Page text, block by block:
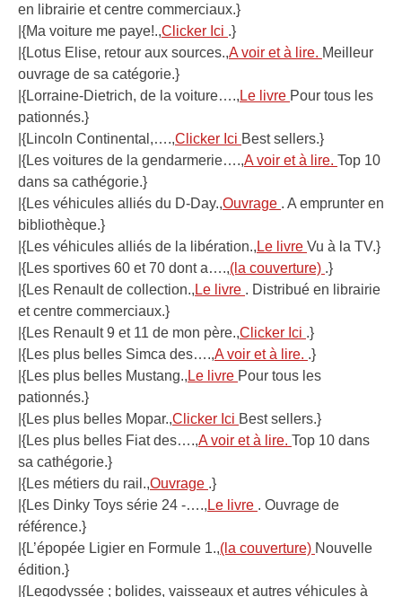
en librairie et centre commerciaux.}
|{Ma voiture me paye!.,Clicker Ici .}
|{Lotus Elise, retour aux sources.,A voir et à lire. Meilleur
ouvrage de sa catégorie.}
|{Lorraine-Dietrich, de la voiture…., Le livre Pour tous les
pationnés.}
|{Lincoln Continental,….,Clicker Ici Best sellers.}
|{Les voitures de la gendarmerie….,A voir et à lire. Top 10
dans sa cathégorie.}
|{Les véhicules alliés du D-Day.,Ouvrage . A emprunter en
bibliothèque.}
|{Les véhicules alliés de la libération., Le livre Vu à la TV.}
|{Les sportives 60 et 70 dont a….,(la couverture) .}
|{Les Renault de collection., Le livre . Distribué en librairie
et centre commerciaux.}
|{Les Renault 9 et 11 de mon père.,Clicker Ici .}
|{Les plus belles Simca des….,A voir et à lire. .}
|{Les plus belles Mustang., Le livre Pour tous les
pationnés.}
|{Les plus belles Mopar.,Clicker Ici Best sellers.}
|{Les plus belles Fiat des….,A voir et à lire. Top 10 dans
sa cathégorie.}
|{Les métiers du rail.,Ouvrage .}
|{Les Dinky Toys série 24 -…., Le livre . Ouvrage de
référence.}
|{L’épopée Ligier en Formule 1.,(la couverture) Nouvelle
édition.}
|{Legodyssée ; bolides, vaisseaux et autres véhicules à